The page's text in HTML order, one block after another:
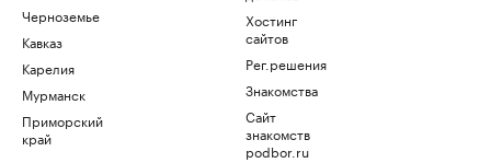
Черноземье
Кавказ
Карелия
Мурманск
Приморский
край
Хостинг
сайтов
Рег.решения
Знакомства
Сайт
знакомств
podbor.ru